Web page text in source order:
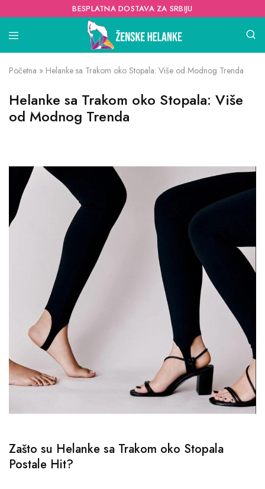
BESPLATNA DOSTAVA ZA SRBIJU
Početna » Helanke sa Trakom oko Stopala: Više od Modnog Trenda
Helanke sa Trakom oko Stopala: Više
od Modnog Trenda
Zašto su Helanke sa Trakom oko Stopala
Postale Hit?